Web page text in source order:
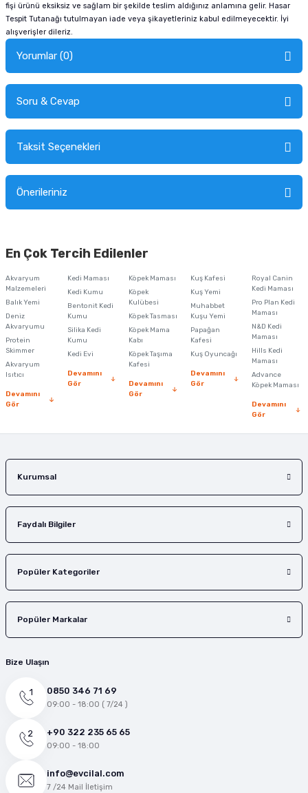
fişi ürünü eksiksiz ve sağlam bir şekilde teslim aldığınız anlamına gelir. Hasar
Tespit Tutanağı tutulmayan iade veya şikayetleriniz kabul edilmeyecektir. İyi
alışverişler dileriz.
Yorumlar (0)
Ürünü Satın Al ve Yorumla
Soru & Cevap
Taksit Seçenekleri
Önerileriniz
iletebilirsiniz.
Ürün resmi kalitesiz, bozuk veya görüntülenemiyor.
Ürün açıklamasında eksik bilgiler bulunuyor.
Ürün bilgilerinde hatalar bulunuyor.
Ürün fiyatı diğer sitelerden daha pahalı.
Bu ürüne benzer farklı alternatifler olmalı.
En Çok Tercih Edilenler
Akvaryum
Malzemeleri
Balık Yemi
Deniz
Akvaryumu
Protein
Skimmer
Akvaryum
Isıtıcı
Devamını
Gör
Kedi Maması
Kedi Kumu
Bentonit Kedi
Kumu
Silika Kedi
Kumu
Kedi Evi
Devamını
Gör
Köpek Maması
Köpek
Kulübesi
Köpek Tasması
Köpek Mama
Kabı
Köpek Taşıma
Kafesi
Devamını
Gör
Kuş Kafesi
Kuş Yemi
Muhabbet
Kuşu Yemi
Papağan
Kafesi
Kuş Oyuncağı
Devamını
Gör
Royal Canin
Kedi Maması
Pro Plan Kedi
Maması
N&D Kedi
Maması
Hills Kedi
Maması
Advance
Köpek Maması
Devamını
Gör
Kurumsal
Faydalı Bilgiler
Popüler Kategoriler
Popüler Markalar
Bize Ulaşın
0850 346 71 69
09:00 - 18:00 ( 7/24 )
+90 322 235 65 65
09:00 - 18:00
info@evcilal.com
7 /24 Mail İletişim